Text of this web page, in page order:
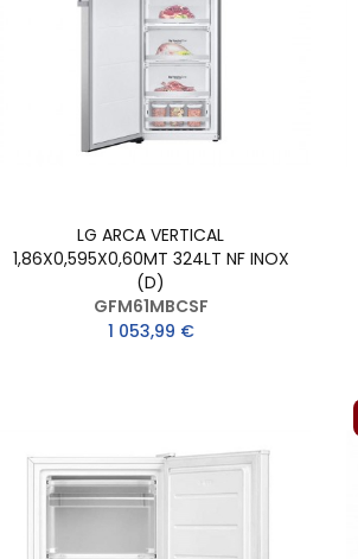
LG ARCA VERTICAL
1,86X0,595X0,60MT 324LT NF INOX
(D)
GFM61MBCSF
1 053,99 €